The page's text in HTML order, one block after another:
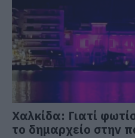
Χαλκίδα: Γιατί
το δημαρχείο στην